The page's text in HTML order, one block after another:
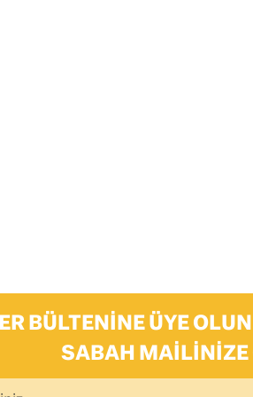
BÜLTENINE ÜYE
SABAH MAILINIZE